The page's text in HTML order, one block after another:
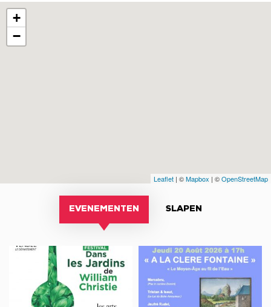
+
−
Leaflet | ©Mapbox | ©OpenStreetMap
EVENEMENTEN SLAPEN
Festival
Jardins
Concert
médiéval
“A